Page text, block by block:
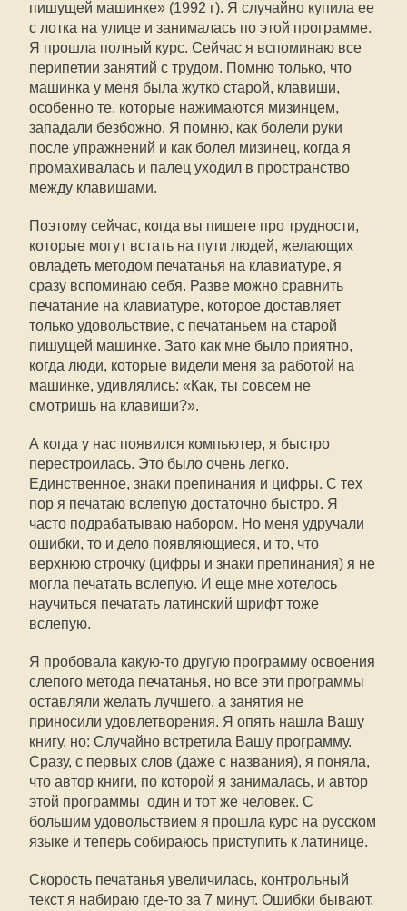
пишущей машинке» (1992 г). Я случайно купила ее
с лотка на улице и занималась по этой программе.
Я прошла полный курс. Сейчас я вспоминаю все
перипетии занятий с трудом. Помню только, что
машинка у меня была жутко старой, клавиши,
особенно те, которые нажимаются мизинцем,
западали безбожно. Я помню, как болели руки
после упражнений и как болел мизинец, когда я
промахивалась и палец уходил в пространство
между клавишами.
Поэтому сейчас, когда вы пишете про трудности,
которые могут встать на пути людей, желающих
овладеть методом печатанья на клавиатуре, я
сразу вспоминаю себя. Разве можно сравнить
печатание на клавиатуре, которое доставляет
только удовольствие, с печатаньем на старой
пишущей машинке. Зато как мне было приятно,
когда люди, которые видели меня за работой на
машинке, удивлялись: «Как, ты совсем не
смотришь на клавиши?».
А когда у нас появился компьютер, я быстро
перестроилась. Это было очень легко.
Единственное, знаки препинания и цифры. С тех
пор я печатаю вслепую достаточно быстро. Я
часто подрабатываю набором. Но меня удручали
ошибки, то и дело появляющиеся, и то, что
верхнюю строчку (цифры и знаки препинания) я не
могла печатать вслепую. И еще мне хотелось
научиться печатать латинский шрифт тоже
вслепую.
Я пробовала какую-то другую программу освоения
слепого метода печатанья, но все эти программы
оставляли желать лучшего, а занятия не
приносили удовлетворения. Я опять нашла Вашу
книгу, но: Случайно встретила Вашу программу.
Сразу, с первых слов (даже с названия), я поняла,
что автор книги, по которой я занималась, и автор
этой программы  один и тот же человек. С
большим удовольствием я прошла курс на русском
языке и теперь собираюсь приступить к латинице.
Скорость печатанья увеличилась, контрольный
текст я набираю где-то за 7 минут. Ошибки бывают,